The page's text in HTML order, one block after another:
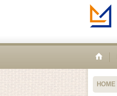
HOME